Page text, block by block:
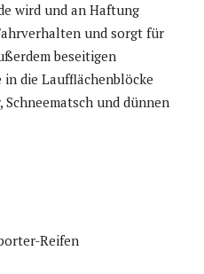
wird und an Haftung
und sorgt für
beseitigen
die Laufflächenblöcke
und dünnen
Reifen